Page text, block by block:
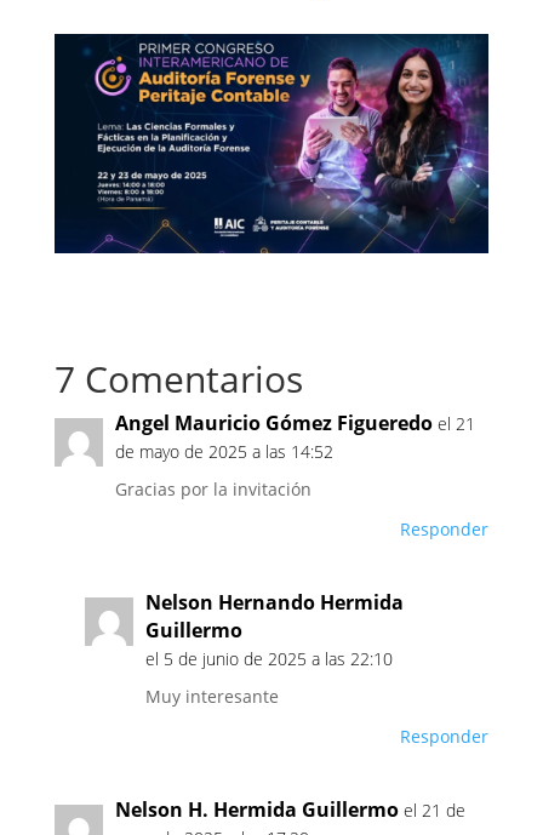
7 Comentarios
Angel Mauricio Gómez Figueredo el 21
de mayo de 2025 a las 14:52
Gracias por la invitación
Responder
Nelson Hernando Hermida
Guillermo
el 5 de junio de 2025 a las 22:10
Muy interesante
Responder
Nelson H. Hermida Guillermo el 21 de